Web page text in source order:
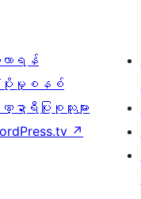
လာရန်
းမှုစနစ်
ဍာရီပြုစုသူများ
↗